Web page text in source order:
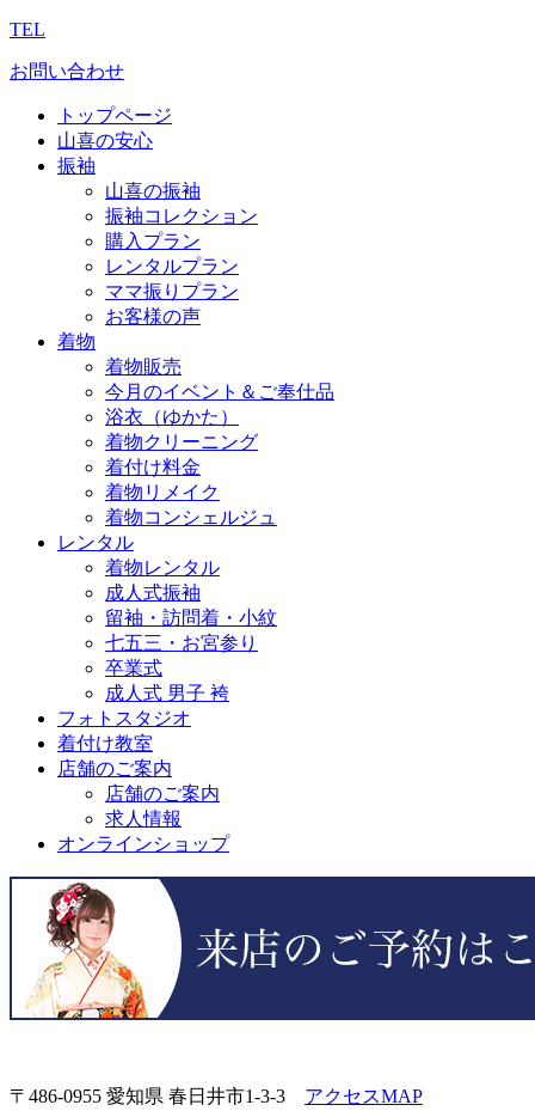
TEL
お問い合わせ
トップページ
山喜の安心
振袖
山喜の振袖
振袖コレクション
購入プラン
レンタルプラン
ママ振りプラン
お客様の声
着物
着物販売
今月のイベント＆ご奉仕品
浴衣（ゆかた）
着物クリーニング
着付け料金
着物リメイク
着物コンシェルジュ
レンタル
着物レンタル
成人式振袖
留袖・訪問着・小紋
七五三・お宮参り
卒業式
成人式 男子 袴
フォトスタジオ
着付け教室
店舗のご案内
店舗のご案内
求人情報
オンラインショップ
〒486-0955 愛知県 春日井市1-3-3 アクセスMAP